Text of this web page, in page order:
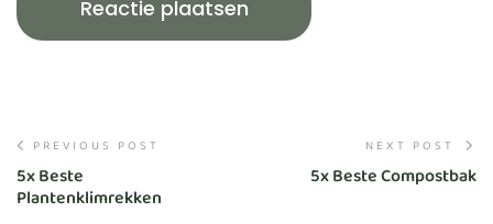
PREVIOUS POST
5x Beste
Plantenklimrekken
NEXT POST
5x Beste Compostbak